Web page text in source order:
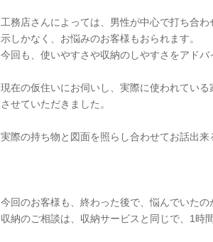
工務店さんによっては、男性が中心で打ち合
示しかなく、お悩みのお客様もおられます。
今回も、使いやすさや収納のしやすさをアド
現在の仮住いにお伺いし、実際に使われてい
させていただきました。
実際の持ち物と図面を照らし合わせてお話出
今回のお客様も、終わった後で、悩んでいたの
収納のご相談は、収納サービスと同じで、1時